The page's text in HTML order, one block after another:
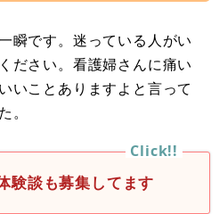
瞬です。迷っている人がい
ださい。看護婦さんに痛い
いことありますよと言って
。
験談も募集してます